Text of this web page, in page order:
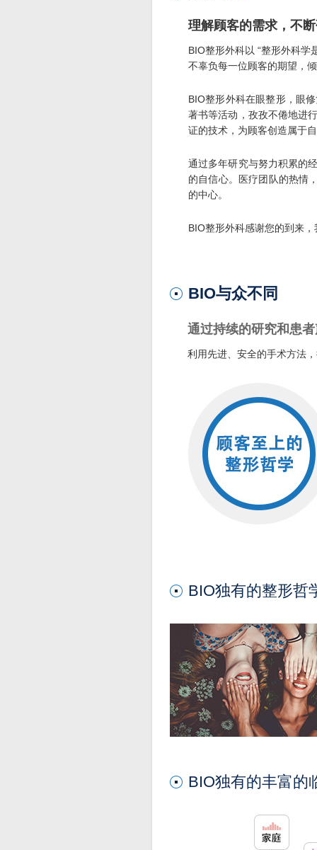
理解顾客的需求，不
BIO整形外科以 “整形外科学
不辜负每一位顾客的期望，
BIO整形外科在眼整形，眼
著书等活动，孜孜不倦地进
证的技术，为顾客创造属于
通过多年研究与努力积累的
的自信心。医疗团队的热情
的中心。
BIO整形外科感谢您的到来
BIO与众不同
通过持续的研究和患
利用先进、安全的手术方法
BIO独有的整形哲
BIO独有的丰富的